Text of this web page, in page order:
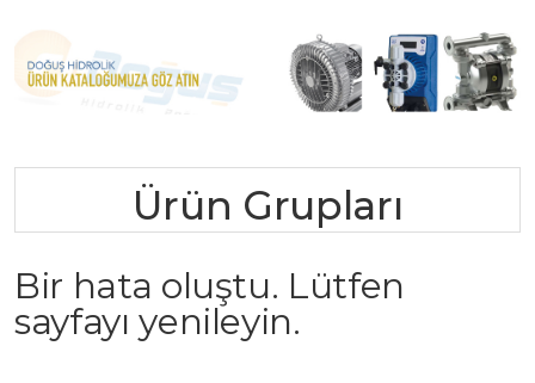
Ürün Grupları
Bir hata oluştu. Lütfen
sayfayı yenileyin.